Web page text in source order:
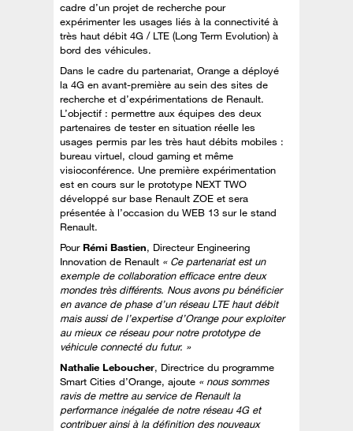
cadre d’un projet de recherche pour
expérimenter les usages liés à la connectivité à
très haut débit 4G / LTE (Long Term Evolution) à
bord des véhicules.
Dans le cadre du partenariat, Orange a déployé
la 4G en avant-première au sein des sites de
recherche et d’expérimentations de Renault.
L’objectif : permettre aux équipes des deux
partenaires de tester en situation réelle les
usages permis par les très haut débits mobiles :
bureau virtuel, cloud gaming et même
visioconférence. Une première expérimentation
est en cours sur le prototype NEXT TWO
développé sur base Renault ZOE et sera
présentée à l’occasion du WEB 13 sur le stand
Renault.
PourRémi Bastien, Directeur Engineering
Innovation de Renault « Ce partenariat est un
exemple de collaboration efficace entre deux
mondes très différents. Nous avons pu bénéficier
en avance de phase d’un réseau LTE haut débit
mais aussi de l’expertise d’Orange pour exploiter
au mieux ce réseau pour notre prototype de
véhicule connecté du futur. »
Nathalie Leboucher, Directrice du programme
Smart Cities d’Orange, ajoute « nous sommes
ravis de mettre au service de Renault la
performance inégalée de notre réseau 4G et
contribuer ainsi à la définition des nouveaux